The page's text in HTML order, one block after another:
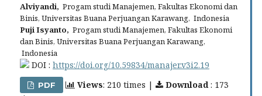
Alviyandi, Progam studi Manajemen, Fakultas Ekonomi dan
Binis, Universitas Buana Perjuangan Karawang, Indonesia
Puji Isyanto, Progam studi Manajemen, Fakultas Ekonomi
dan Binis, Universitas Buana Perjuangan Karawang,
Indonesia
DOI : https://doi.org/10.59834/manajer.v3i2.19
PDF Views: 210 times | Download: 173